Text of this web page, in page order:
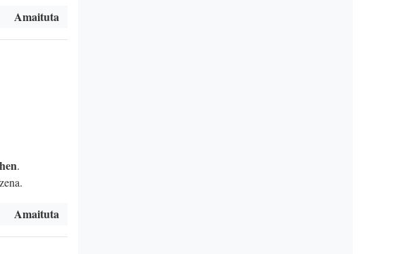
Amaituta
.
Amaituta